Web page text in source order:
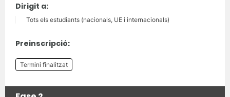
Dirigit a:
Tots els estudiants (nacionals, UE i internacionals)
Preinscripció:
Termini finalitzat